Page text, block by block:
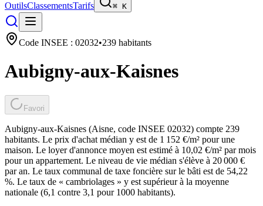
OutilsClassementsTarifs ⌘ K
Code INSEE : 02032•239 habitants
Aubigny-aux-Kaisnes
Favori
Aubigny-aux-Kaisnes (Aisne, code INSEE 02032) compte 239
habitants. Le prix d'achat médian y est de 1 152 €/m² pour une
maison. Le loyer d'annonce moyen est estimé à 10,02 €/m² par mois
pour un appartement. Le niveau de vie médian s'élève à 20 000 €
par an. Le taux communal de taxe foncière sur le bâti est de 54,22
%. Le taux de « cambriolages » y est supérieur à la moyenne
nationale (6,1 contre 3,1 pour 1000 habitants).